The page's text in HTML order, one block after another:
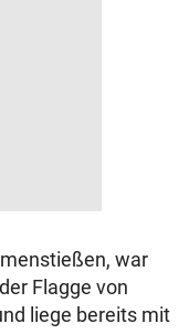
war
Flagge von
liege bereits mit